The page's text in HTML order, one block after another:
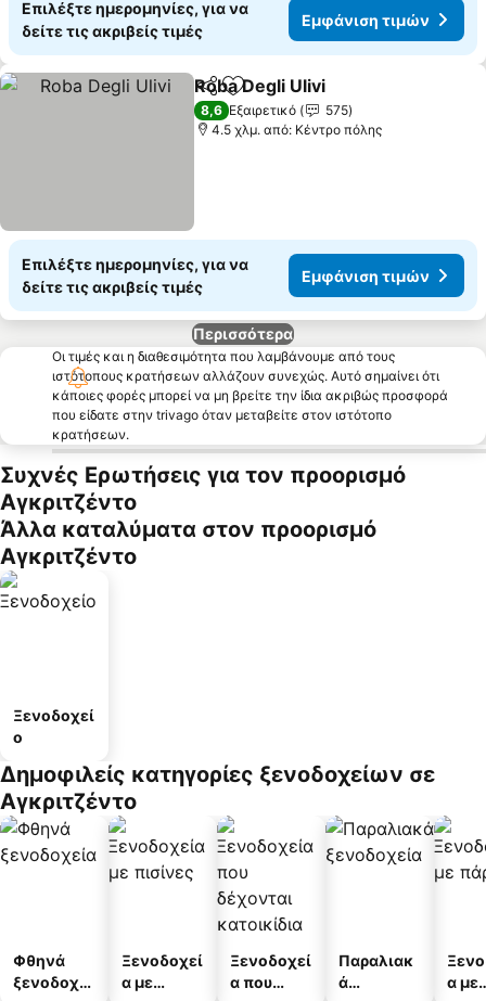
Επιλέξτε ημερομηνίες, για να
δείτε τις ακριβείς τιμές
Εμφάνιση τιμών
Κοινοποίηση
Προσθήκη στα αγαπημένα
Roba Degli Ulivi
8,6 Εξαιρετικό
575
4.5 χλμ. από: Κέντρο πόλης
Επιλέξτε ημερομηνίες, για να
δείτε τις ακριβείς τιμές
Εμφάνιση τιμών
Περισσότερα
Οι τιμές και η διαθεσιμότητα που λαμβάνουμε από τους
ιστότοπους κρατήσεων αλλάζουν συνεχώς. Αυτό σημαίνει ότι
κάποιες φορές μπορεί να μη βρείτε την ίδια ακριβώς προσφορά
που είδατε στην trivago όταν μεταβείτε στον ιστότοπο
κρατήσεων.
Συχνές Ερωτήσεις για τον προορισμό
Αγκριτζέντο
Άλλα καταλύματα στον προορισμό
Αγκριτζέντο
Ξενοδοχεί
ο
Δημοφιλείς κατηγορίες ξενοδοχείων σε
Αγκριτζέντο
Φθηνά
ξενοδοχεί
Ξενοδοχεί
α με
Ξενοδοχεί
α που
Παραλιακ
ά
α με